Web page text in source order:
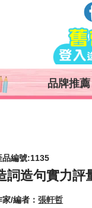
品牌推
品編號:1135
詞造句實力評
家/編者：張軒哲